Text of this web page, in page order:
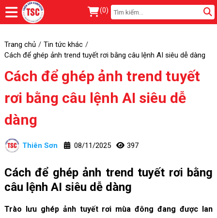
(0)
Trang chủ
Tin tức khác
Cách để ghép ảnh trend tuyết rơi bằng câu lệnh AI siêu dễ dàng
Cách để ghép ảnh trend tuyết
rơi bằng câu lệnh AI siêu dễ
dàng
Thiên Sơn 08/11/2025 397
Cách để ghép ảnh trend tuyết rơi bằng
câu lệnh AI siêu dễ dàng
Trào lưu ghép ảnh tuyết rơi mùa đông đang được lan